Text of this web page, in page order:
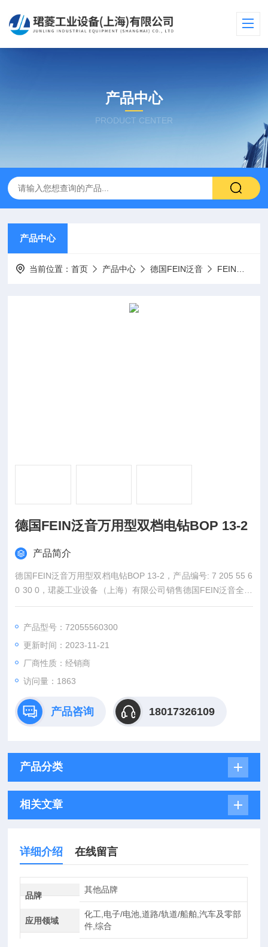
产品中心
PRODUCT CENTER
产品中心
当前位置：首页 产品中心 德国FEIN泛音 FEIN电动工具
德国FEIN泛音万用型双档电钻BOP 13-2
产品简介
德国FEIN泛音万用型双档电钻BOP 13-2，产品编号: 7 205 55 6
0 30 0，珺菱工业设备（上海）有限公司销售德国FEIN泛音全系
列产品，价格好，欢迎来确认。
产品型号：72055560300
更新时间：2023-11-21
厂商性质：经销商
访问量：1863
产品咨询 18017326109
产品分类
相关文章
详细介绍 在线留言
品牌
其他品牌
应用领域
化工,电子/电池,道路/轨道/船舶,汽车及零部
件,综合